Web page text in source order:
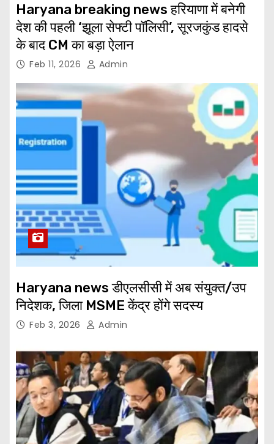
Haryana breaking news हरियाणा में बनेगी
देश की पहली ‘झूला सेफ्टी पॉलिसी’, सूरजकुंड हादसे
के बाद CM का बड़ा ऐलान
Feb 11, 2026 Admin
Haryana news डीएलसीसी में अब संयुक्त/उप
निदेशक, जिला MSME केंद्र होंगे सदस्य
Feb 3, 2026 Admin